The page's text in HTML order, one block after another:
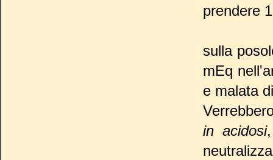
prendere
sulla
mEq
e malata
in acidosi